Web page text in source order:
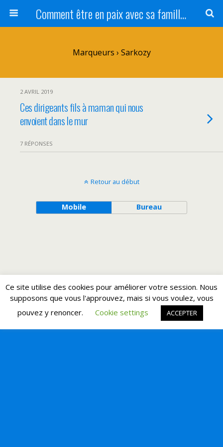
Comment être en paix avec sa famille ?
Marqueurs › Sarkozy
2 AVRIL 2019
Ces dirigeants fils à maman qui nous
envoient dans le mur
7 RÉPONSES
Retour au début
Mobile Bureau
Ce site utilise des cookies pour améliorer votre session. Nous
supposons que vous l'approuvez, mais si vous voulez, vous
pouvez y renoncer.
Cookie settings ACCEPTER